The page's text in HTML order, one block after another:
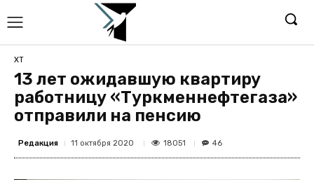
ХТ
13 лет ожидавшую квартиру
работницу «Туркменнефтегаза»
отправили на пенсию
Редакция 11 октября 2020 18051 46